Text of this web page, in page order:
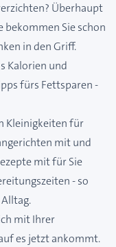
Überhaupt
Sie schon
in den Griff.
Kalorien und
fürs Fettsparen -
Kleinigkeiten für
mit und
mit für Sie
- so
mit Ihrer
es jetzt ankommt.